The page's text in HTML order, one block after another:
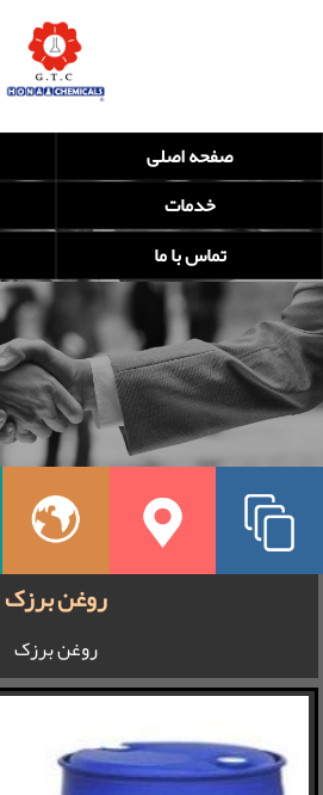
صفحه اصلی
خدمات
تماس با ما
روغن برزک
روغن برزک